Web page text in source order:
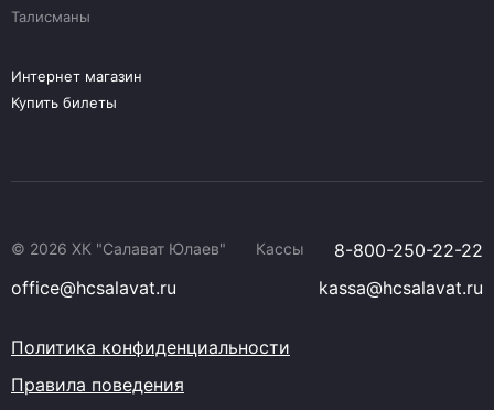
Талисманы
Интернет магазин
Купить билеты
© 2026 ХК "Салават Юлаев" Кассы
8-800-250-22-22
office@hcsalavat.ru
kassa@hcsalavat.ru
Политика конфиденциальности
Правила поведения